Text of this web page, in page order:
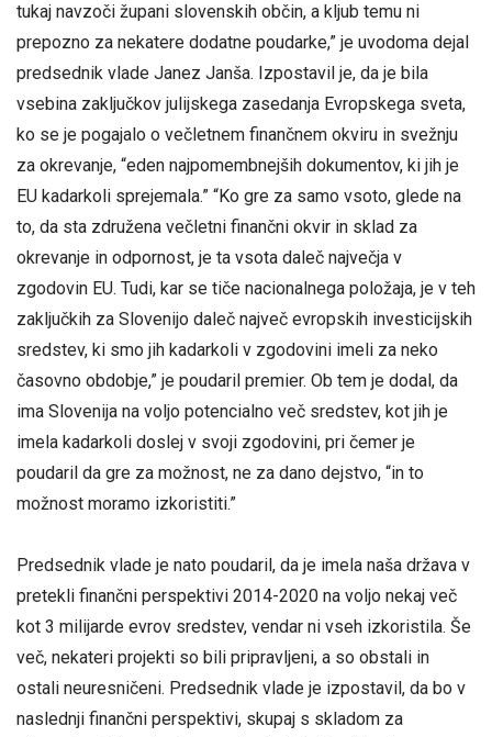
tukaj navzoči župani slovenskih občin, a kljub temu ni
prepozno za nekatere dodatne poudarke,” je uvodoma dejal
predsednik vlade Janez Janša. Izpostavil je, da je bila
vsebina zaključkov julijskega zasedanja Evropskega sveta,
ko se je pogajalo o večletnem finančnem okviru in svežnju
za okrevanje, “eden najpomembnejših dokumentov, ki jih je
EU kadarkoli sprejemala.” “Ko gre za samo vsoto, glede na
to, da sta združena večletni finančni okvir in sklad za
okrevanje in odpornost, je ta vsota daleč največja v
zgodovin EU. Tudi, kar se tiče nacionalnega položaja, je v teh
zaključkih za Slovenijo daleč največ evropskih investicijskih
sredstev, ki smo jih kadarkoli v zgodovini imeli za neko
časovno obdobje,” je poudaril premier. Ob tem je dodal, da
ima Slovenija na voljo potencialno več sredstev, kot jih je
imela kadarkoli doslej v svoji zgodovini, pri čemer je
poudaril da gre za možnost, ne za dano dejstvo, “in to
možnost moramo izkoristiti.”
Predsednik vlade je nato poudaril, da je imela naša država v
pretekli finančni perspektivi 2014-2020 na voljo nekaj več
kot 3 milijarde evrov sredstev, vendar ni vseh izkoristila. Še
več, nekateri projekti so bili pripravljeni, a so obstali in
ostali neuresničeni. Predsednik vlade je izpostavil, da bo v
naslednji finančni perspektivi, skupaj s skladom za